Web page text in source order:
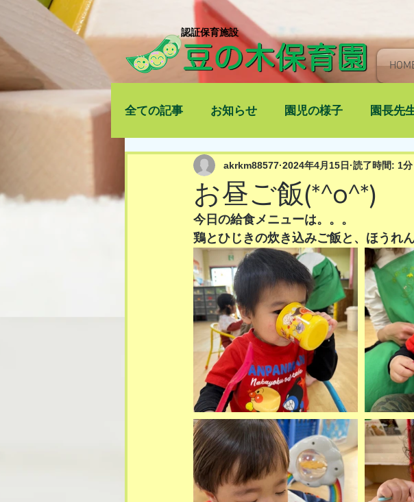
​認証保育施設
全ての記事 お知らせ 園児の様子 園長先
お昼ご飯(*^o^*)
akrkm88577 2024年4月15日 読了時間: 1分
今日の給食メニューは。。。
鶏とひじきの炊き込みご飯と、ほうれ